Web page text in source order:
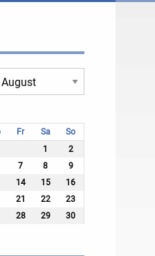
Fr Sa
So
1
2
7 8
9
14 15
16
21 22
23
28 29
30